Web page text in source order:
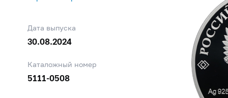
Дата выпуска
30.08.2024
Каталожный номер
5111-0508